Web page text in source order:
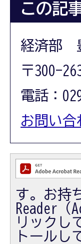
この記
経済部
〒300-
電話：
お問い
す。お持
Reader（
リックし
トールし